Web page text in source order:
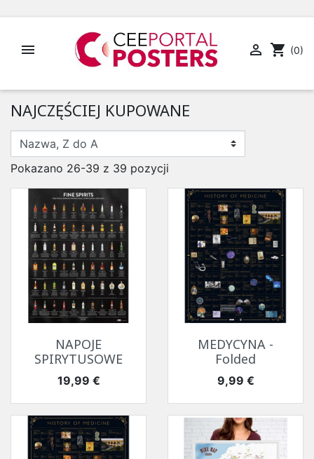
  shopping_cart (0)
NAJCZĘŚCIEJ KUPOWANE
Pokazano 26-39 z 39 pozycji
NAPOJE
SPIRYTUSOWE
Cena
19,99 €
MEDYCYNA -
Folded
Cena
9,99 €